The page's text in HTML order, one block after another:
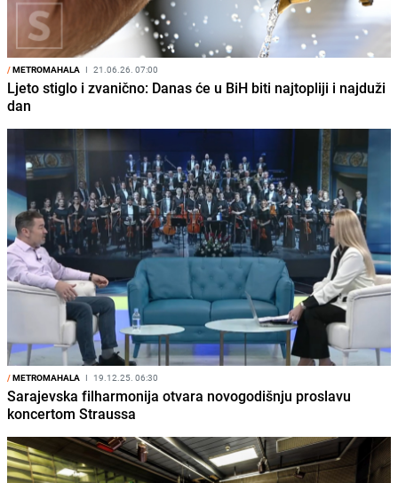
/METROMAHALA I 21.06.26. 07:00
Ljeto stiglo i zvanično: Danas će u BiH biti najtopliji i najduži
dan
/METROMAHALA I 19.12.25. 06:30
Sarajevska filharmonija otvara novogodišnju proslavu
koncertom Straussa